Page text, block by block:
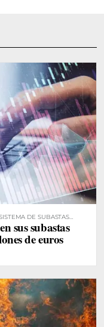
DE SUBASTAS
sus subastas
de euros